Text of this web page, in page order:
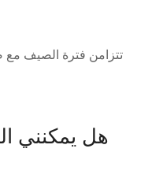
تتزامن فترة الصيف مع
هل يمكنني